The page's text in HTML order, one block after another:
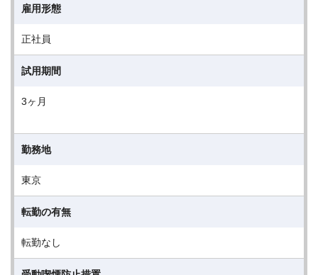
雇用形態
正社員
試用期間
3ヶ月
勤務地
東京
転勤の有無
転勤なし